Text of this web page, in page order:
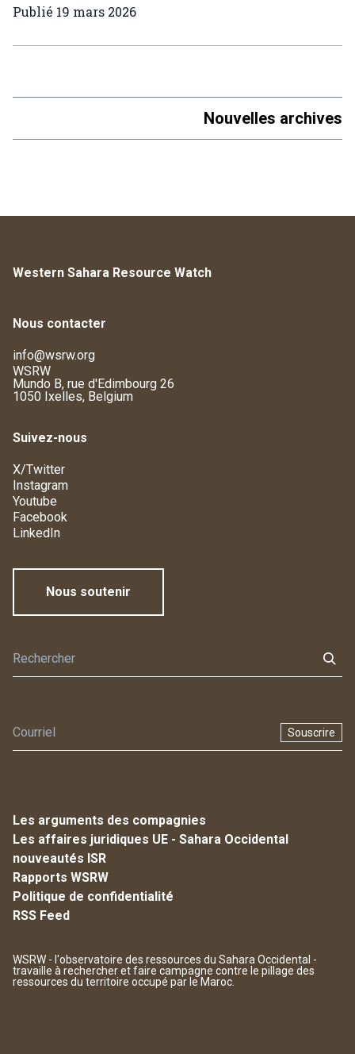
Publié 19 mars 2026
Nouvelles archives
Western Sahara Resource Watch
Nous contacter
info@wsrw.org
WSRW
Mundo B, rue d'Edimbourg 26
1050 Ixelles, Belgium
Suivez-nous
X/Twitter
Instagram
Youtube
Facebook
LinkedIn
Nous soutenir
Souscrire
Les arguments des compagnies
Les affaires juridiques UE - Sahara Occidental
nouveautés ISR
Rapports WSRW
Politique de confidentialité
RSS Feed
WSRW - l'observatoire des ressources du Sahara Occidental -
travaille à rechercher et faire campagne contre le pillage des
ressources du territoire occupé par le Maroc.